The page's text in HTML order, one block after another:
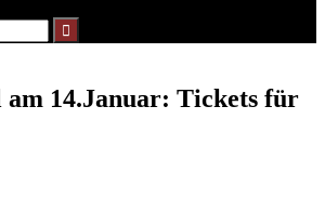
am 14.Januar: Tickets für